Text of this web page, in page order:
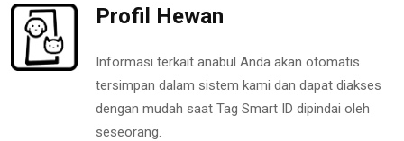
Profil Hewan
Informasi terkait anabul Anda akan otomatis
tersimpan dalam sistem kami dan dapat diakses
dengan mudah saat Tag Smart ID dipindai oleh
seseorang.